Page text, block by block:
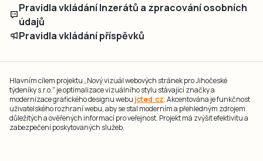
Pravidla vkládání Inzerátů a zpracování osobních
údajů
Pravidla vkládání příspěvků
Hlavním cílem projektu „Nový vizuál webových stránek pro Jihočeské
týdeníky s.r.o." je optimalizace vizuálního stylu stávající značky a
modernizace grafického designu webu jcted.cz. Akcentována je funkčnost
uživatelského rozhraní webu, aby se stal moderním a přehledným zdrojem
důležitých a ověřených informací pro veřejnost. Projekt má zvýšit efektivitu a
zabezpečení poskytovaných služeb.